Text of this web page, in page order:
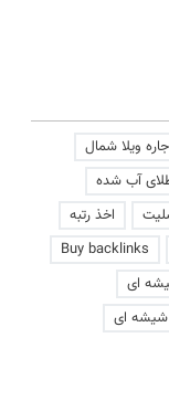
ویلا شمال
آب شده
اخذ رتبه
Buy backlinks
ای
شیشه ای